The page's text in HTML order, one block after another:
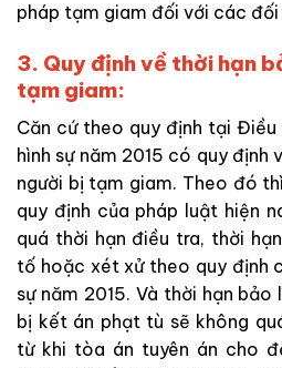
pháp tạm giam đối với các đối
3. Quy định về thời hạn
tạm giam:
Căn cứ theo quy định tại Điều
hình sự năm 2015 có quy định
người bị tạm giam. Theo đó
quy định của pháp luật hiện
quá thời hạn điều tra, thời
tố hoặc xét xử theo quy định
sự năm 2015. Và thời hạn bảo
bị kết án phạt tù sẽ không
từ khi tòa án tuyên án cho